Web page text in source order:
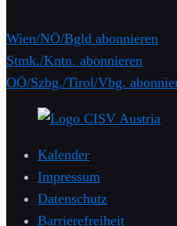
Wien/NÖ/Bgld abonnieren
Stmk./Kntn. abonnieren
OÖ/Szbg./Tirol/Vbg.
Kalender
Impressum
Datenschutz
Barrierefreiheit